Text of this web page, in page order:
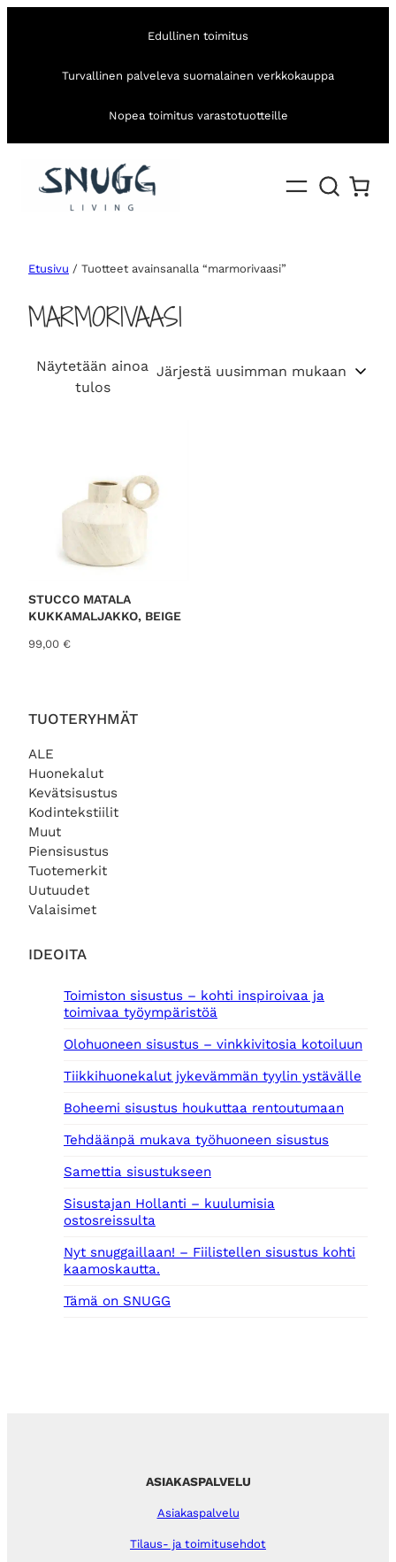
Edullinen toimitus
Turvallinen palveleva suomalainen verkkokauppa
Nopea toimitus varastotuotteille
TUOTERYHMÄT
ALE
Huonekalut
Kevätsisustus
Kodintekstiilit
Muut
Piensisustus
Tuotemerkit
Uutuudet
Valaisimet
IDEOITA
Toimiston sisustus – kohti inspiroivaa ja
toimivaa työympäristöä
Olohuoneen sisustus – vinkkivitosia kotoiluun
Tiikkihuonekalut jykevämmän tyylin ystävälle
Boheemi sisustus houkuttaa rentoutumaan
Tehdäänpä mukava työhuoneen sisustus
Samettia sisustukseen
Sisustajan Hollanti – kuulumisia
ostosreissulta
Nyt snuggaillaan! – Fiilistellen sisustus kohti
kaamoskautta.
Tämä on SNUGG
Etusivu / Tuotteet avainsanalla “marmorivaasi”
MARMORIVAASI
Näytetään ainoa
tulos
STUCCO MATALA
KUKKAMALJAKKO, BEIGE
99,00 €
ASIAKASPALVELU
Asiakaspalvelu
Tilaus- ja toimitusehdot